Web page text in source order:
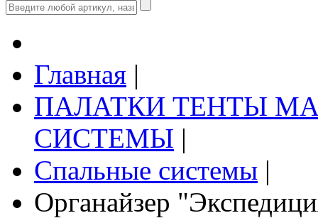
Главная |
ПАЛАТКИ ТЕНТЫ
СИСТЕМЫ |
Спальные системы |
Органайзер